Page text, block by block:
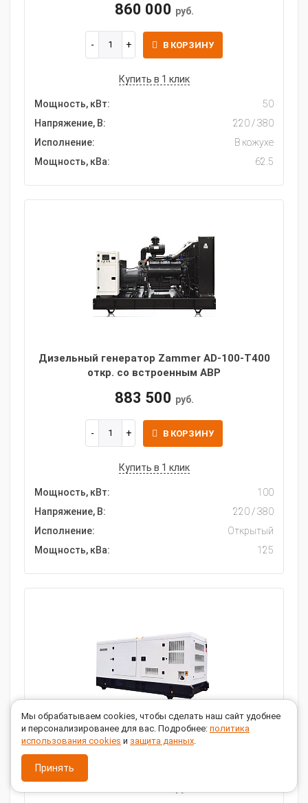
860 000 руб.
В КОРЗИНУ
Купить в 1 клик
Мощность, кВт:
50
Напряжение, В:
220 / 380
Исполнение:
В кожухе
Мощность, кВа:
62.5
Дизельный генератор Zammer AD-100-Т400
откр. со встроенным АВР
883 500 руб.
В КОРЗИНУ
Купить в 1 клик
Мощность, кВт:
100
Напряжение, В:
220 / 380
Исполнение:
Открытый
Мощность, кВа:
125
Дизельный генератор Zammer AD-100-Т400
Мы обрабатываем cookies, чтобы сделать наш сайт удобнее
и персонализированее для вас. Подробнее: политика
использования cookies и защита данных.
Принять